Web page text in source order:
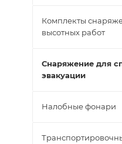
Комплекты
высотных работ
Снаряжение для
эвакуации
Налобные фонари